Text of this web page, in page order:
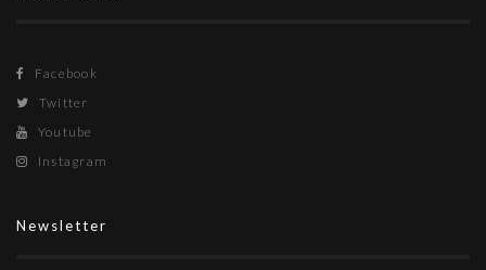
Facebook
Twitter
Youtube
Instagram
Newsletter